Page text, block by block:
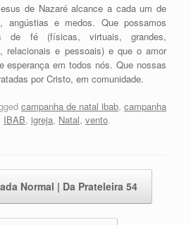
de Nazaré alcance a cada um de
angústias e medos. Que possamos
de fé (físicas, virtuais, grandes,
relacionais e pessoais) e que o amor
esperança em todos nós. Que nossas
por Cristo, em comunidade.
campanha de natal ibab, campanha
IBAB, igreja, Natal, vento.
Normal | Da Prateleira 54